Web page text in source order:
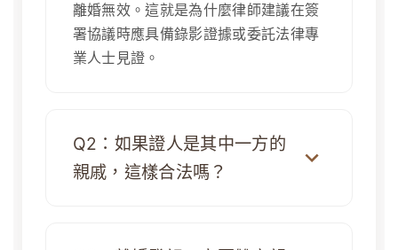
離婚無效。這就是為什麼律師建議在簽
署協議時應具備錄影證據或委託法律專
業人士見證。
Q2：如果證人是其中一方的
親戚，這樣合法嗎？